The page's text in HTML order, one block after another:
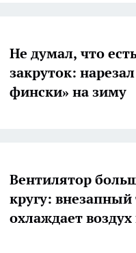
Не думал, что
закруток:
фински» на зиму
Вентилятор
кругу:
охлаждает